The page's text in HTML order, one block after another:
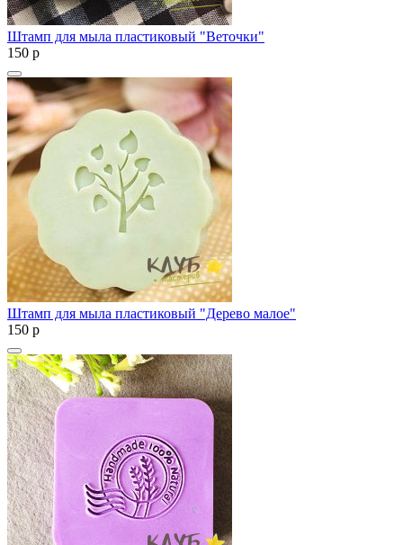
Штамп для мыла пластиковый "Веточки"
150 p
Штамп для мыла пластиковый "Дерево малое"
150 p